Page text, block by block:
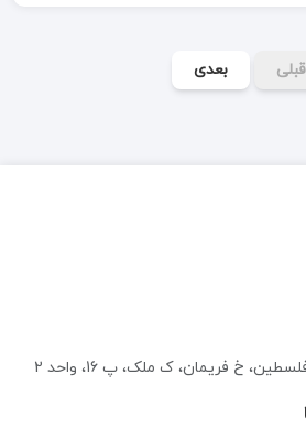
قبلی بعدی
خ فریمان، ک ملک، پ 16، واحد 2